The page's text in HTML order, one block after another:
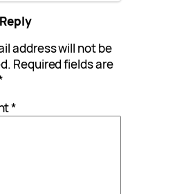
address will not be
Required fields are
*